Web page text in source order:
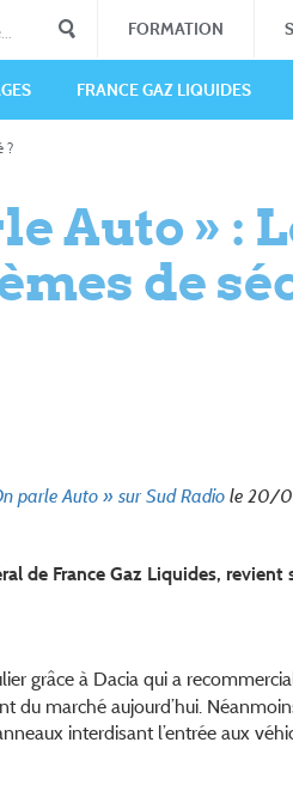
FORMATION
FRANCE GAZ LIQUIDES
?
Auto » :
de
parle Auto » sur Sud Radio le 20/
de France Gaz Liquides, revient
grâce à Dacia qui a
marché aujourd’hui.
interdisant l’entrée aux